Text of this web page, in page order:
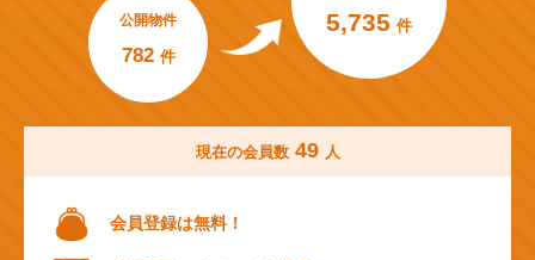
公開物件
782 件
5,735 件
現在の会員数 49 人
会員登録は無料！